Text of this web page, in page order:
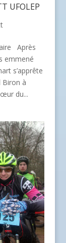
UFOLEP
Après
emmené
s’apprête
Biron à
du...